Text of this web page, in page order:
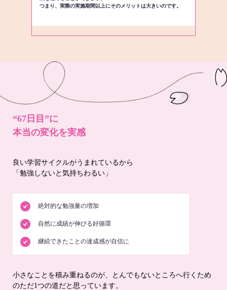
つまり、実際の実施期間以上にそのメリットは大きいのです。
“67日目”に
本当の変化を実感
良い学習サイクルがうまれているから
「勉強しないと気持ちわるい」
絶対的な勉強量の増加
自然に成績が伸びる好循環
継続できたことの達成感が自信に
小さなことを積み重ねるのが、とんでもないところへ行くため
のただ1つの道だと思っています。